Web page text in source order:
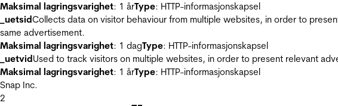
Maksimal lagringsvarighet: 1 årType: HTTP-informasjonskapsel
_uetsidCollects data on visitor behaviour from multiple websites, in order to
same advertisement.
Maksimal lagringsvarighet: 1 dagType: HTTP-informasjonskapsel
_uetvidUsed to track visitors on multiple websites, in order to present relevant
Maksimal lagringsvarighet: 1 årType: HTTP-informasjonskapsel
Snap Inc.
2